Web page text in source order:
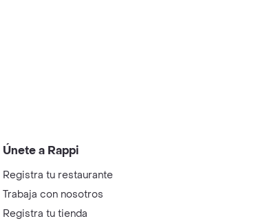
Únete a Rappi
Registra tu restaurante
Trabaja con nosotros
Registra tu tienda